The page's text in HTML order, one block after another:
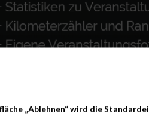
„Ablehnen“ wird die